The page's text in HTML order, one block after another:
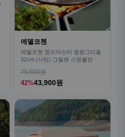
에델코첸
에델코첸 캠프마스터 캠핑그리들
32cm (사틴) 그릴팬 스텐불판
75,900원
42%43,900원